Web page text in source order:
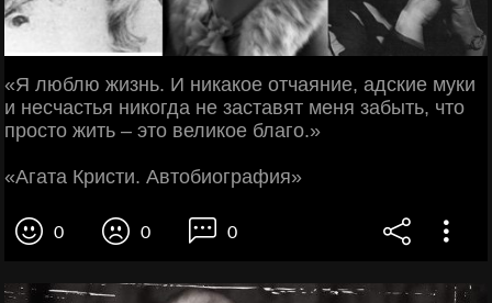
«Я люблю жизнь. И никакое отчаяние, адские муки
и несчастья никогда не заставят меня забыть, что
просто жить – это великое благо.»
«Агата Кристи. Автобиография»
0 0 0